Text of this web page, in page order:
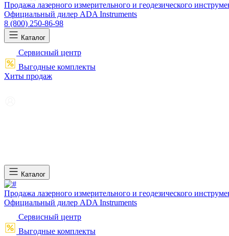
Продажа лазерного измерительного и геодезического
Официальный дилер ADA Instruments
8 (800) 250-86-98
Каталог
Сервисный центр
Выгодные комплекты
Хиты продаж
Каталог
Продажа лазерного измерительного и геодезического
Официальный дилер ADA Instruments
Сервисный центр
Выгодные комплекты